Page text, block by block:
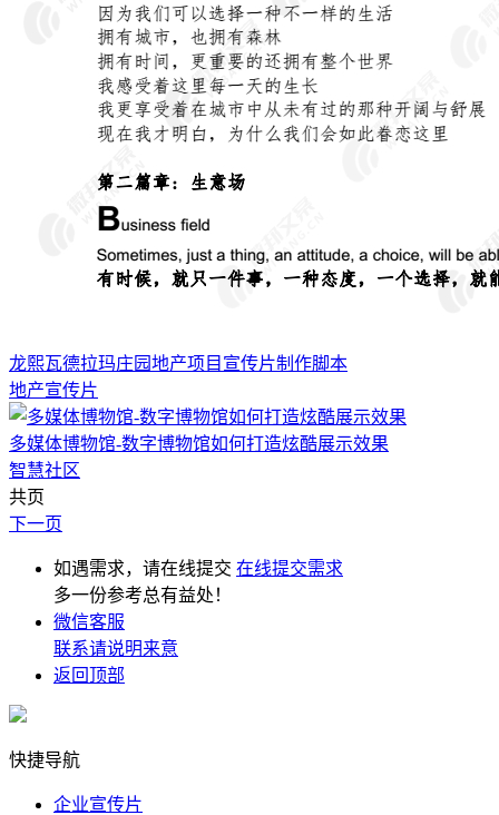
龙熙瓦德拉玛庄园地产项目宣传片制作脚本
地产宣传片
多媒体博物馆-数字博物馆如何打造炫酷展示效果
智慧社区
共页
下一页
如遇需求，请在线提交 在线提交需求
多一份参考总有益处！
微信客服
联系请说明来意
返回顶部
快捷导航
企业宣传片